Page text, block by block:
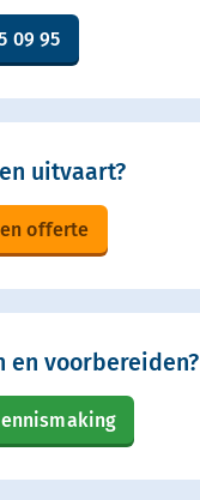
09 95
uitvaart?
offerte
en voorbereiden?